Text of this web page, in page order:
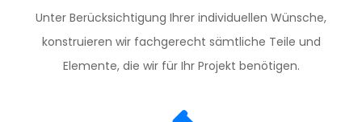
Unter Berücksichtigung Ihrer individuellen Wünsche,
konstruieren wir fachgerecht sämtliche Teile und
Elemente, die wir für Ihr Projekt benötigen.